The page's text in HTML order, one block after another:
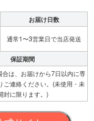
お届け日数
通常1〜3営業日で当店発送
保証期間
合は、お届けから7日以内に専
ご連絡ください。(未使用・未
封に限ります。)